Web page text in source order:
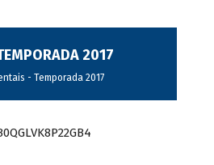
2017
- Temporada 2017